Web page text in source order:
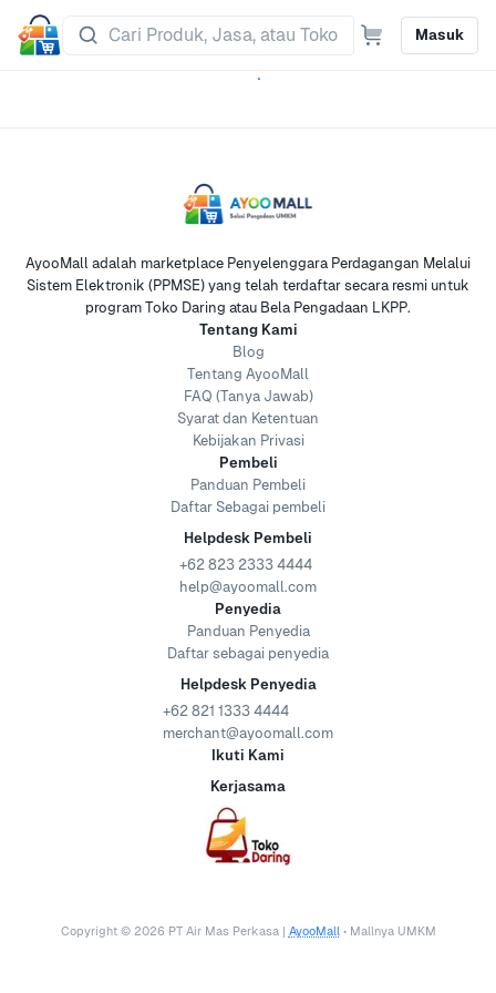
Masuk
AyooMall adalah marketplace Penyelenggara Perdagangan Melalui
Sistem Elektronik (PPMSE) yang telah terdaftar secara resmi untuk
program Toko Daring atau Bela Pengadaan LKPP.
Tentang Kami
Blog
Tentang AyooMall
FAQ (Tanya Jawab)
Syarat dan Ketentuan
Kebijakan Privasi
Pembeli
Panduan Pembeli
Daftar Sebagai pembeli
Helpdesk Pembeli
+62 823 2333 4444
help@ayoomall.com
Penyedia
Panduan Penyedia
Daftar sebagai penyedia
Helpdesk Penyedia
+62 821 1333 4444
merchant@ayoomall.com
Ikuti Kami
Kerjasama
Copyright © 2026 PT Air Mas Perkasa | AyooMall • Mallnya UMKM